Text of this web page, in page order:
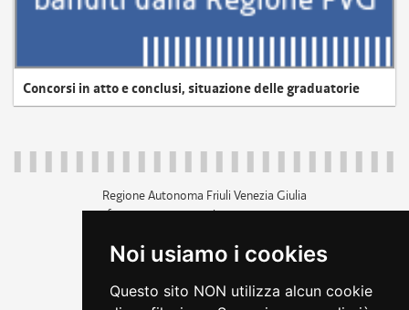
Noi usiamo i cookies
Questo sito NON utilizza alcun cookie
Concorsi in atto e conclusi, situazione delle graduatorie
Regione Autonoma Friuli Venezia Giulia
c.f. 80014930327; p.iva 00526040324
+39 040 3771111